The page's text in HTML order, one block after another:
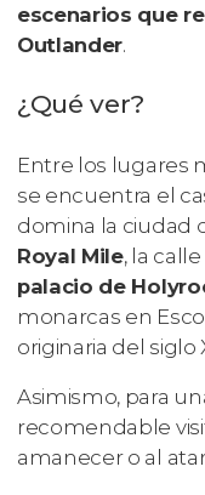
escenarios que
Outlander.
¿Qué ver?
Entre los lugares
se encuentra el
domina la ciudad
Royal Mile, la
palacio de
monarcas en
originaria del siglo
Asimismo, para
recomendable
amanecer o al